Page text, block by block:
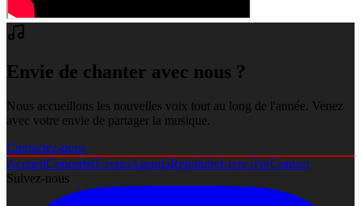
Envie de chanter avec nous ?
Nous accueillons les nouvelles voix tout au long de l'année. Venez
avec votre envie de partager la musique.
Contactez-nous
AccueilConcertsŒuvresAgendaRejoindreLivre d'orContact
Suivez-nous